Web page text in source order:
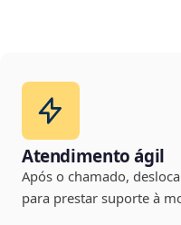
Atendimento ágil
Após o chamado,
para prestar suporte à